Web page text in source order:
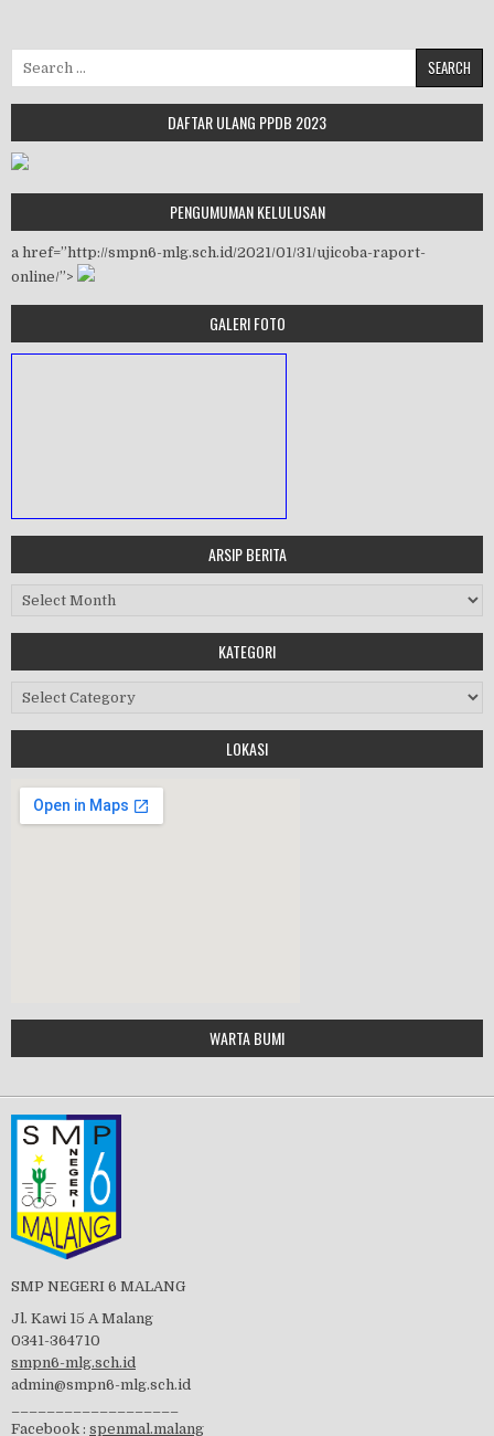
Search for:
DAFTAR ULANG PPDB 2023
PENGUMUMAN KELULUSAN
a href=”http://smpn6-mlg.sch.id/2021/01/31/ujicoba-raport-
online/”>
GALERI FOTO
Workshop Perangkat 2019
HALAL BIHALAL
Tes Matrikulasi 2019
visitasi PPK 2019
ARSIP BERITA
Arsip Berita
KATEGORI
Kategori
LOKASI
Google Maps Generator by
embedgooglemap.net
WARTA BUMI
SMP NEGERI 6 MALANG
Jl. Kawi 15 A Malang
0341-364710
smpn6-mlg.sch.id
admin@smpn6-mlg.sch.id
Facebook : spenmal.malang